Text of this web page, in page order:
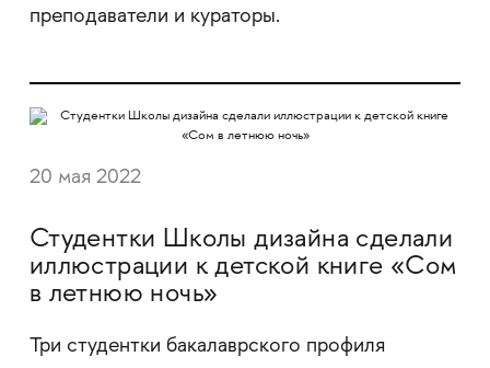
преподаватели и кураторы.
20 мая 2022
Студентки Школы дизайна сделали
иллюстрации к детской книге «Сом
в летнюю ночь»
Три студентки бакалаврского профиля